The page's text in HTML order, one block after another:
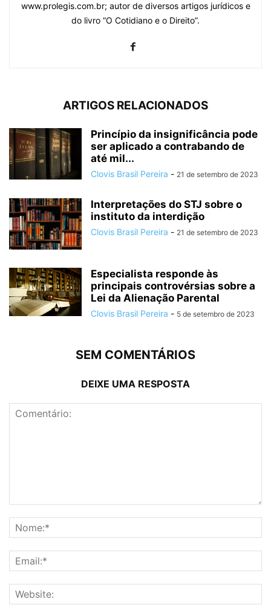
www.prolegis.com.br; autor de diversos artigos jurídicos e
do livro “O Cotidiano e o Direito”.
ARTIGOS RELACIONADOS
Princípio da insignificância pode
ser aplicado a contrabando de
até mil...
Clovis Brasil Pereira - 21 de setembro de 2023
Interpretações do STJ sobre o
instituto da interdição
Clovis Brasil Pereira - 21 de setembro de 2023
Especialista responde às
principais controvérsias sobre a
Lei da Alienação Parental
Clovis Brasil Pereira - 5 de setembro de 2023
SEM COMENTÁRIOS
DEIXE UMA RESPOSTA